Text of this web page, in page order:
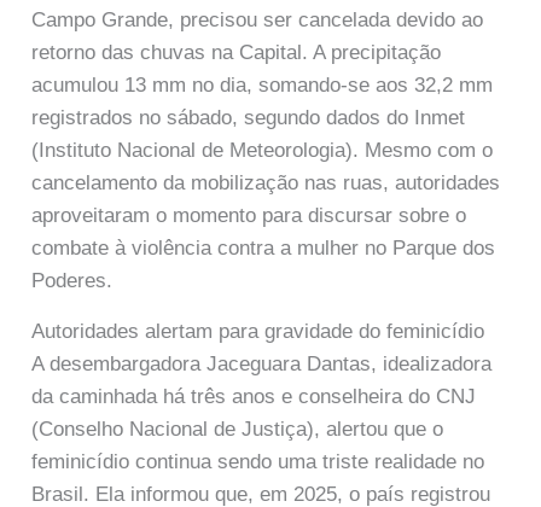
Campo Grande, precisou ser cancelada devido ao
retorno das chuvas na Capital. A precipitação
acumulou 13 mm no dia, somando-se aos 32,2 mm
registrados no sábado, segundo dados do Inmet
(Instituto Nacional de Meteorologia). Mesmo com o
cancelamento da mobilização nas ruas, autoridades
aproveitaram o momento para discursar sobre o
combate à violência contra a mulher no Parque dos
Poderes.
Autoridades alertam para gravidade do feminicídio
A desembargadora Jaceguara Dantas, idealizadora
da caminhada há três anos e conselheira do CNJ
(Conselho Nacional de Justiça), alertou que o
feminicídio continua sendo uma triste realidade no
Brasil. Ela informou que, em 2025, o país registrou